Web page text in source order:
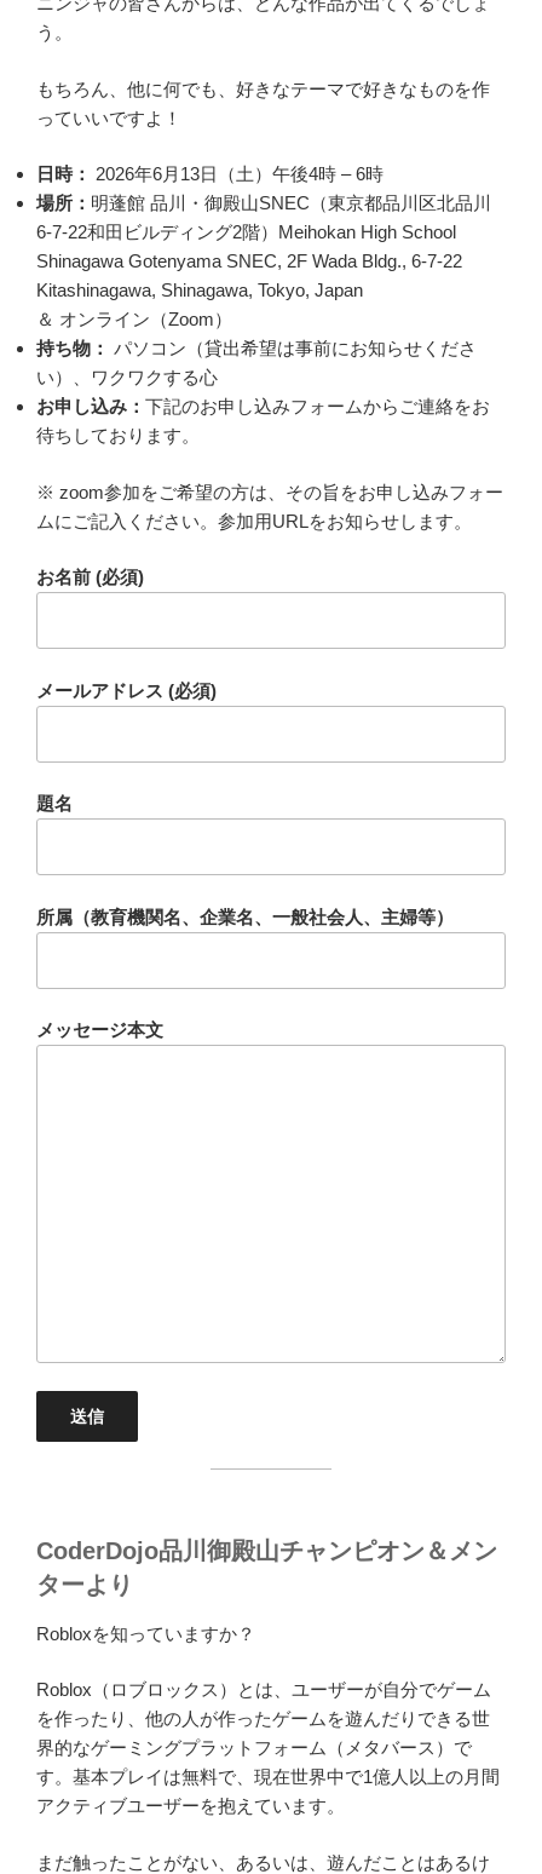
う。
もちろん、他に何でも、好きなテーマで好きなものを作
っていいですよ！
日時：
2026年6月13日（土）午後4時 – 6時
場所： 明蓬館 品川・御殿山SNEC（東京都品川区北品川
6-7-22和田ビルディング2階）Meihokan High School
Shinagawa Gotenyama SNEC, 2F Wada Bldg., 6-7-22
Kitashinagawa, Shinagawa, Tokyo, Japan
＆ オンライン（Zoom）
持ち物： パソコン（貸出希望は事前にお知らせくださ
い）、ワクワクする心
お申し込み： 下記のお申し込みフォームからご連絡をお
待ちしております。
※ zoom参加をご希望の方は、その旨をお申し込みフォー
ムにご記入ください。参加用URLをお知らせします。
お名前 (必須)
メールアドレス (必須)
題名
所属（教育機関名、企業名、一般社会人、主婦等）
メッセージ本文
CoderDojo品川御殿山チャンピオン＆メン
ターより
Robloxを知っていますか？
Roblox（ロブロックス）とは、ユーザーが自分でゲーム
を作ったり、他の人が作ったゲームを遊んだりできる世
界的なゲーミングプラットフォーム（メタバース）で
す。基本プレイは無料で、現在世界中で1億人以上の月間
アクティブユーザーを抱えています。
まだ触ったことがない、あるいは、遊んだことはあるけ